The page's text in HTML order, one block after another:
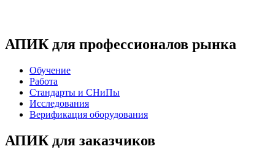
АПИК для профессионалов рынка
Обучение
Работа
Стандарты и СНиПы
Исследования
Верификация оборудования
АПИК для заказчиков